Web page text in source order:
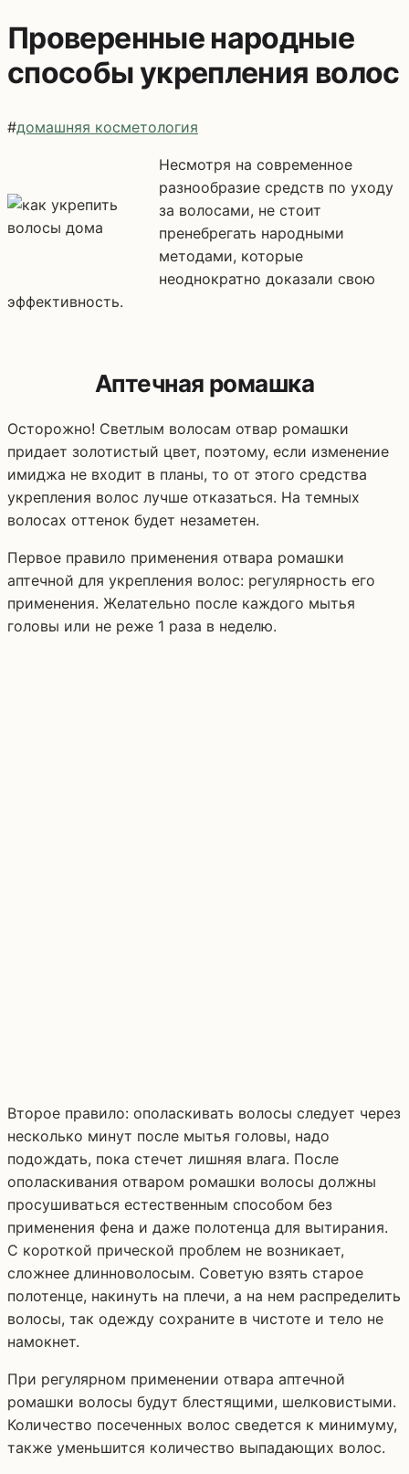
Проверенные народные
способы укрепления волос
#домашняя косметология
Несмотря на современное
разнообразие средств по уходу
за волосами, не стоит
пренебрегать народными
методами, которые
неоднократно доказали свою
эффективность.
Аптечная ромашка
Осторожно! Светлым волосам отвар ромашки
придает золотистый цвет, поэтому, если изменение
имиджа не входит в планы, то от этого средства
укрепления волос лучше отказаться. На темных
волосах оттенок будет незаметен.
Первое правило применения отвара ромашки
аптечной для укрепления волос: регулярность его
применения. Желательно после каждого мытья
головы или не реже 1 раза в неделю.
Второе правило: ополаскивать волосы следует через
несколько минут после мытья головы, надо
подождать, пока стечет лишняя влага. После
ополаскивания отваром ромашки волосы должны
просушиваться естественным способом без
применения фена и даже полотенца для вытирания.
С короткой прической проблем не возникает,
сложнее длинноволосым. Советую взять старое
полотенце, накинуть на плечи, а на нем распределить
волосы, так одежду сохраните в чистоте и тело не
намокнет.
При регулярном применении отвара аптечной
ромашки волосы будут блестящими, шелковистыми.
Количество посеченных волос сведется к минимуму,
также уменьшится количество выпадающих волос.